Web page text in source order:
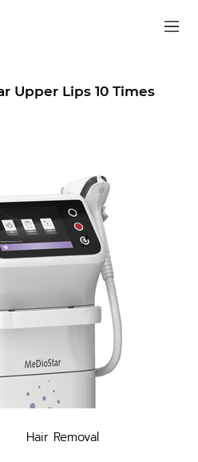
Upper Lips 10 Times
Hair Removal